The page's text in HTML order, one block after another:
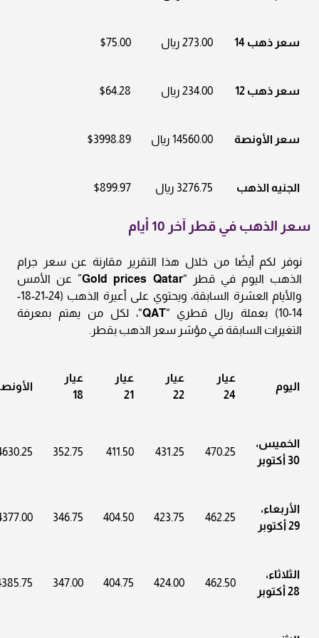
سعر ذهب 14 273.00 ريال $75.00
سعر ذهب 12 234.00 ريال $64.28
سعر الأونصة 14560.00 ريال $3998.89
الجنيه الذهب 3276.75 ريال $899.97
سعر الذهب في قطر آخر 10 أيام
نوفر لكم أيضًا من خلال هذا التقرير مقارنة عن سعر جرام
الذهب اليوم في قطر “Gold prices Qatar” عن الأمس
والأيام العشرة السابقة، ويحتوي على أعيرة الذهب (24-21-18-
14-10) بعملة ريال قطري “
QAT“، لكل من يهتم بمعرفة
التغيرات السابقة في مؤشر سعر الذهب بقطر.
اليوم
عيار
24
عيار
22
عيار
21
عيار
18
الخميس،
30 أكتوبر
470.25
431.25
411.50
352.75
الأربعاء،
29 أكتوبر
462.25
423.75
404.50
346.75
الثلاثاء،
28 أكتوبر
462.50
424.00
404.75
347.00